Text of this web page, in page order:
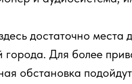
достаточно
города. Для более
обстановка